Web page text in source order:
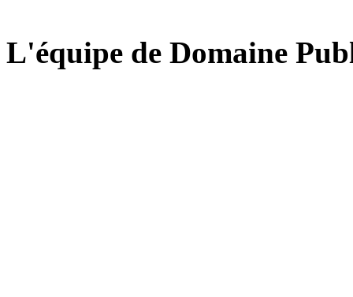
L'équipe de Domaine